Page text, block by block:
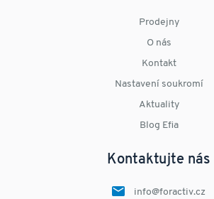
Prodejny
O nás
Kontakt
Nastavení soukromí
Aktuality
Blog Efia
Kontaktujte nás
info@foractiv.cz